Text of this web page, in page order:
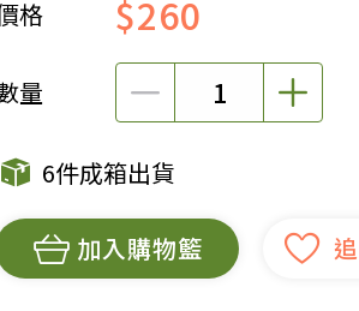
手帕
件/包包
廣論/備覽手抄
敬經帛/書套
燈/燃燈油
格 $260
量
6件成箱出貨
加入購物籃